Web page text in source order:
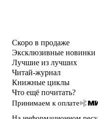
Скоро в продаже
Эксклюзивные новинки
Лучшие из лучших
Читай-журнал
Книжные циклы
Что ещё почитать?
Принимаем к оплате